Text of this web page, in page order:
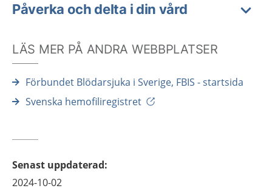
Påverka och delta i din vård
LÄS MER PÅ ANDRA WEBBPLATSER
Förbundet Blödarsjuka i Sverige, FBIS - startsida
Svenska hemofiliregistret
Senast uppdaterad:
2024-10-02